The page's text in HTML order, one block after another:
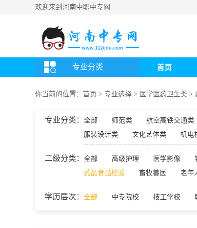
欢迎来到河南中职中专网
专业分类 首页
你当前的位置： 首页 > 专业选择 > 医学医药卫生类 >
专业分类： 全部 师范类 航空高铁交通类
服装设计类
文化艺体类 机电
二级分类： 全部 高级护理 医学影像
药品食品检验
畜牧兽医 老年
学历层次： 全部 中专院校 技工学校